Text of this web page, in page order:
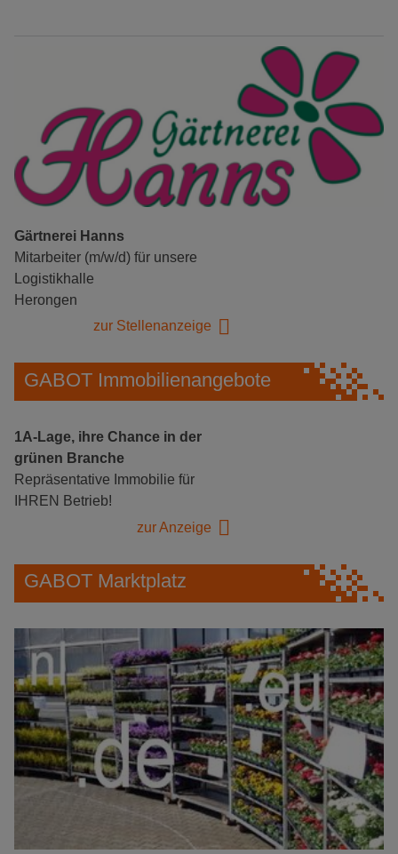
Gärtnerei Hanns
Mitarbeiter (m/w/d) für unsere
Logistikhalle
Herongen
zur Stellenanzeige
GABOT Immobilienangebote
1A-Lage, ihre Chance in der
grünen Branche
Repräsentative Immobilie für
IHREN Betrieb!
zur Anzeige
GABOT Marktplatz